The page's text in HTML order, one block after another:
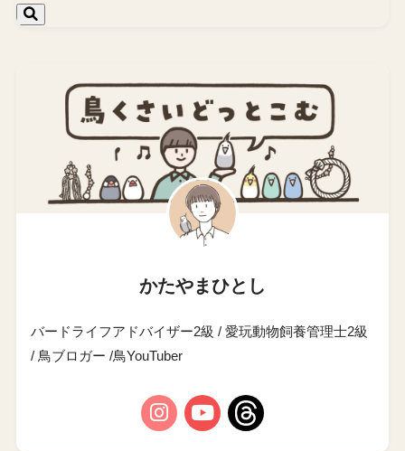
かたやまひとし
バードライフアドバイザー2級 / 愛玩動物飼養管理士2級
/ 鳥ブロガー /鳥YouTuber